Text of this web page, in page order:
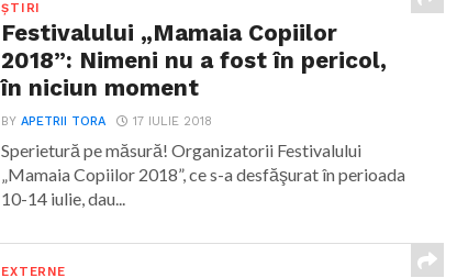
ȘTIRI
Festivalului „Mamaia Copiilor
2018”: Nimeni nu a fost în pericol,
în niciun moment
BYAPETRII TORA 17 IULIE 2018
Sperietură pe măsură! Organizatorii Festivalului
„Mamaia Copiilor 2018”, ce s-a desfăşurat în perioada
10-14 iulie, dau...
EXTERNE